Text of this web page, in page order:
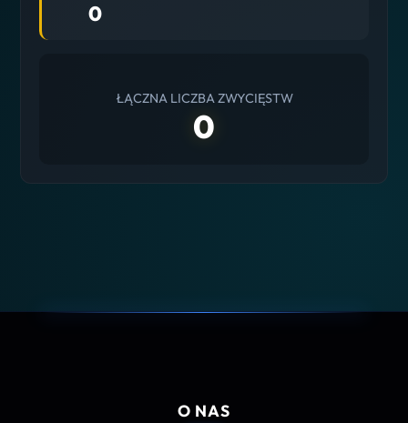
0
ŁĄCZNA LICZBA ZWYCIĘSTW
0
O NAS